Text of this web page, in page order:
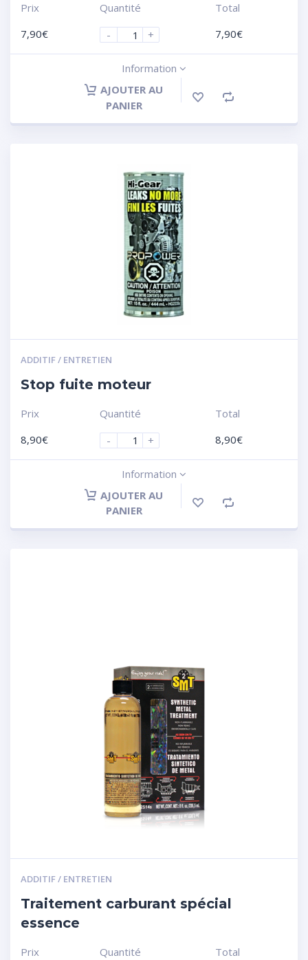
Prix
7,90€
Quantité
-
+
Total
7,90€
Information
AJOUTER AU
PANIER
ADDITIF / ENTRETIEN
Stop fuite moteur
Prix
8,90€
Quantité
-
+
Total
8,90€
Information
AJOUTER AU
PANIER
ADDITIF / ENTRETIEN
Traitement carburant spécial
essence
Prix Quantité Total